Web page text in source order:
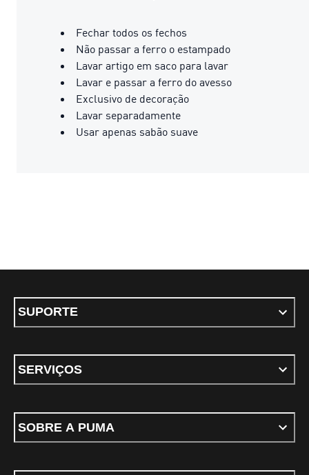
Fechar todos os fechos
Não passar a ferro o estampado
Lavar artigo em saco para lavar
Lavar e passar a ferro do avesso
Exclusivo de decoração
Lavar separadamente
Usar apenas sabão suave
SUPORTE
SERVIÇOS
SOBRE A PUMA